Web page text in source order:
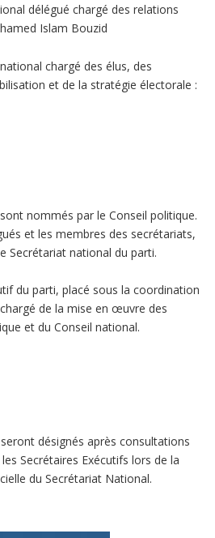
délégué chargé des relations
Islam Bouzid
chargé des élus, des
et de la stratégie électorale :
nommés par le Conseil politique.
et les membres des secrétariats,
Secrétariat national du parti.
du parti, placé sous la coordination
de la mise en œuvre des
et du Conseil national.
désignés après consultations
Secrétaires Exécutifs lors de la
du Secrétariat National.